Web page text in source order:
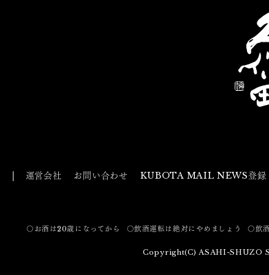
運営会社 お問い合わせ KUBOTA MAIL NEWS登録
〇お酒は20歳になってから 〇飲酒運転は絶対にやめましょう 〇飲
Copyright(C) ASAHI-SHUZO